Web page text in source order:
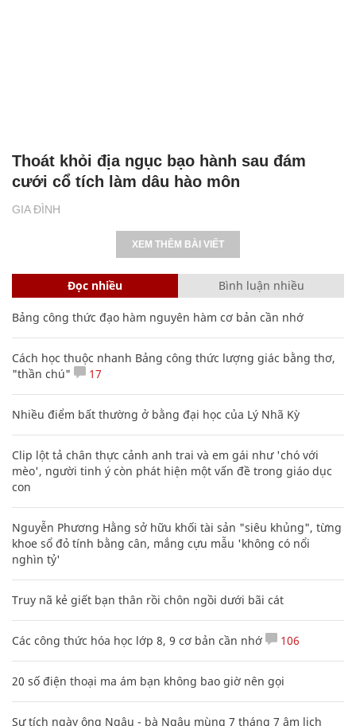
GIA ĐÌNH
Thoát khỏi địa ngục bạo hành sau đám
cưới cổ tích làm dâu hào môn
XEM THÊM BÀI VIẾT
Đọc nhiều Bình luận nhiều
Bảng công thức đạo hàm nguyên hàm cơ bản cần nhớ
Cách học thuộc nhanh Bảng công thức lượng giác bằng thơ,
"thần chú"
17
Nhiều điểm bất thường ở bằng đại học của Lý Nhã Kỳ
Clip lột tả chân thực cảnh anh trai và em gái như 'chó với
mèo', người tinh ý còn phát hiện một vấn đề trong giáo dục
con
Nguyễn Phương Hằng sở hữu khối tài sản "siêu khủng", từng
khoe sổ đỏ tính bằng cân, mắng cựu mẫu 'không có nổi
nghìn tỷ'
Truy nã kẻ giết bạn thân rồi chôn ngồi dưới bãi cát
Các công thức hóa học lớp 8, 9 cơ bản cần nhớ 106
20 số điện thoại ma ám bạn không bao giờ nên gọi
Sự tích ngày ông Ngâu - bà Ngâu mùng 7 tháng 7 âm lịch